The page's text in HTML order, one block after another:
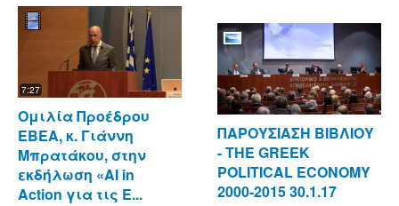
7:27
Ομιλία Προέδρου
ΕΒΕΑ, κ. Γιάννη
Μπρατάκου, στην
εκδήλωση «AI in
Action για τις Ε...
ΠΑΡΟΥΣΙΑΣΗ ΒΙΒΛΙΟΥ
- ΤΗΕ GREEK
POLITICAL ECONOMY
2000-2015 30.1.17